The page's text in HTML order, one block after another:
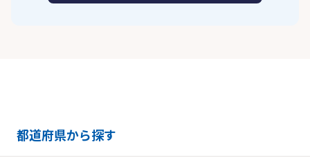
都道府県から探す